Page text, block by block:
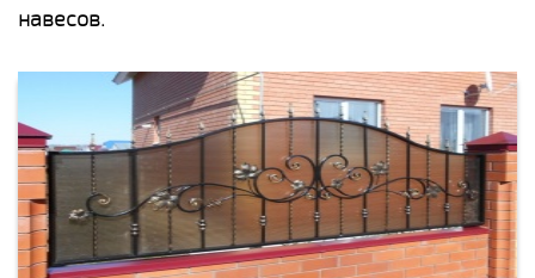
навесов.